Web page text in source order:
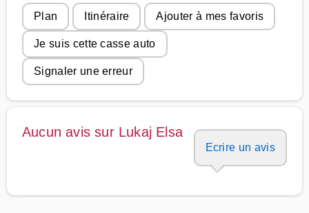
Plan Itinéraire Ajouter à mes favoris
Je suis cette casse auto
Signaler une erreur
Aucun avis sur Lukaj Elsa
Ecrire un avis